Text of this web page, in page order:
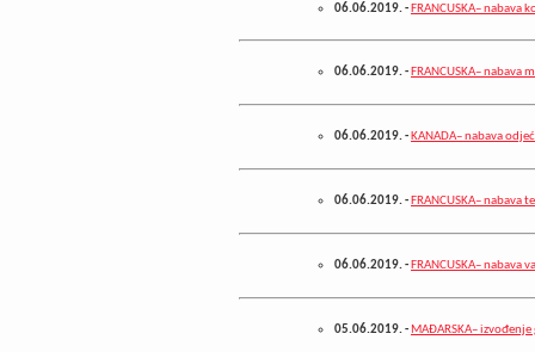
06.06.2019.- FRANCUSKA– nabava
06.06.2019.-FRANCUSKA– nabava
06.06.2019.-KANADA– nabava
06.06.2019.-FRANCUSKA– nabava
06.06.2019.-FRANCUSKA– nabava
05.06.2019.- MAĐARSKA–